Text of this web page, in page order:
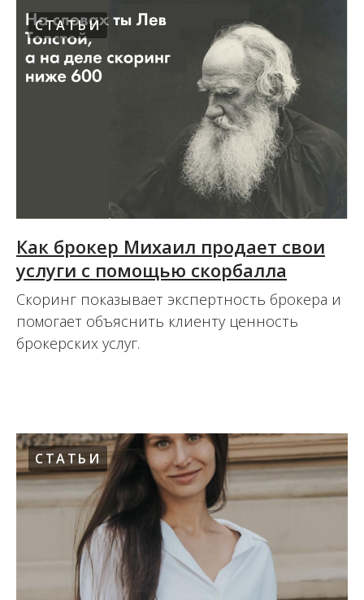
СТАТЬИ
Как брокер Михаил продает свои
услуги с помощью скорбалла
Скоринг показывает экспертность брокера и
помогает объяснить клиенту ценность
брокерских услуг.
СТАТЬИ